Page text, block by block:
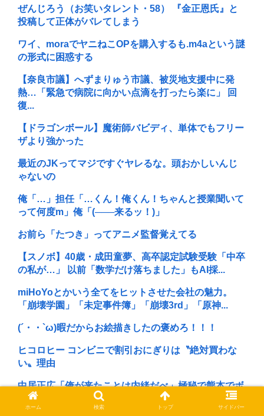
ぜんじろう（お笑いタレント・58） 『金正恩氏』と
投稿して正体がバレてしまう
ワイ、moraでヤニねこOPを購入するも.m4aという謎
の形式に困惑する
【奈良市議】へずまりゅう市議、被災地支援中に発
熱…「緊急で病院に向かい点滴を打ったら楽に」 回
復...
【ドラゴンボール】魔術師バビディ、単体でもフリー
ザより強かった
最近のJKってマジですぐヤレるな。頭おかしいんじ
ゃないの
俺「…」担任「…くん！俺くん！ちゃんと授業聞いて
って何度m」俺「(───来るッ！)」
お前ら「たつき」ってアニメ監督覚えてる
【スノボ】40歳・成田童夢、高卒認定試験受験「中卒
の私が…」 以前「数学だけ落ちました」もAI採...
miHoYoとかいう全てをヒットさせた会社の魅力。
「崩壊学園」「未定事件簿」「崩壊3rd」「原神...
(´・・`ω)暇だからお絵描きしたの褒めろ！！！
ヒコロヒー コンビニで割引おにぎりは〝絶対買わな
い〟理由
中居正広「俺が来たことは内緒だべ」極秘で熊本でボ
ランティアをしていたwww
ホーム 検索 トップ サイドバー